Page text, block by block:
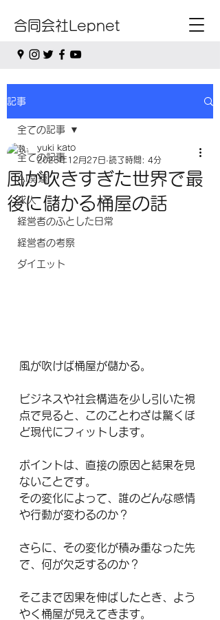
合同会社Lepnet
記事
全ての記事
AI関連
求人
経営者のふとした日常
経営者の考察
ダイエット
全ての記事
風が吹きすぎた世界で最
後に儲かる桶屋の話
yuki kato
2025年12月27日 読了時間: 4分
風が吹けば桶屋が儲かる。
ビジネスや社会構造を少し引いた視
点で見ると、このことわざは驚くほ
ど現代にフィットします。
ポイントは、直接の原因と結果を見
ないことです。
その変化によって、誰のどんな感情
や行動が変わるのか？
さらに、その変化が積み重なった先
で、何が欠乏するのか？
そこまで因果を伸ばしたとき、よう
やく桶屋が見えてきます。